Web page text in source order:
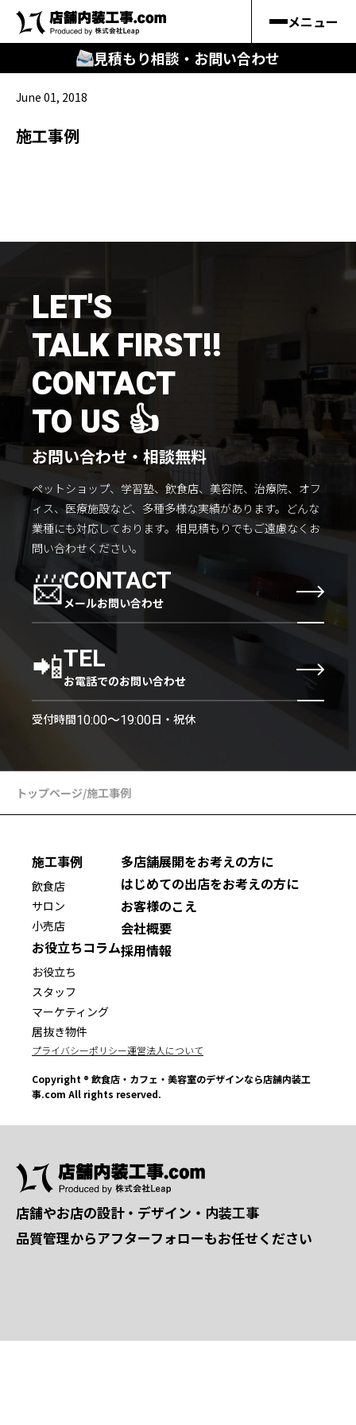
メニュー
見積もり相談・お問い合わせ
キーワードから
知る
はじめての方
店舗内装工事.comの強み
施工までの流れ
コラムを読む
お客様のこえ
採用情報 会社概要
June 01, 2018
施工事例
LET'S
TALK FIRST!!
CONTACT
TO US 👍
お問い合わせ・相談無料
ペットショップ、学習塾、飲食店、美容院、治療院、オフ
ィス、医療施設など、多種多様な実績があります。 どんな
業種にも対応しております。 相見積もりでもご遠慮なくお
問い合わせください。
📨CONTACT
メールお問い合わせ
📲TEL
お電話でのお問い合わせ
受付時間10:00〜19:00日・祝休
トップページ/施工事例
施工事例
飲食店
サロン
小売店
お役立ちコラム
お役立ち
スタッフ
マーケティング
居抜き物件
多店舗展開をお考えの方に
はじめての出店をお考えの方に
お客様のこえ
会社概要
採用情報
プライバシーポリシー運営法人について
Copyright ® 飲食店・カフェ・美容室のデザインなら店舗内装工
事.com All rights reserved.
店舗やお店の設計・デザイン・内装工事
品質管理からアフターフォローもお任せください